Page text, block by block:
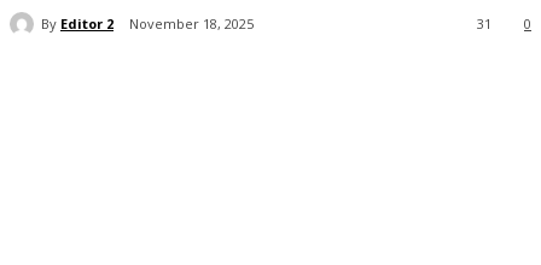
By Editor 2 November 18, 2025 0
31